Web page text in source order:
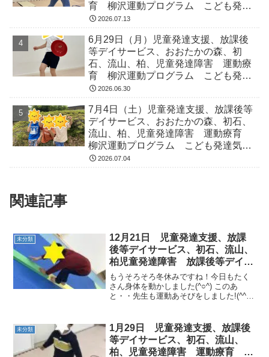
育 柳沢運動プログラム こども発達
気になる 発達障害 放デイ 自閉
2026.07.13
6月29日（月）児童発達支援、放課後
等デイサービス、おおたかの森、初
石、流山、柏、児童発達障害 運動療
育 柳沢運動プログラム こども発達
気になる 発達障害 放デイ 自閉
2026.06.30
7月4日（土）児童発達支援、放課後等
デイサービス、おおたかの森、初石、
流山、柏、児童発達障害 運動療育
柳沢運動プログラム こども発達気に
なる 発達障害 放デイ 自閉症
2026.07.04
関連記事
未分類
12月21日 児童発達支援、放課
後等デイサービス、初石、流山、
柏児童発達障害 放課後等デイサ
ービス 運動療育 柳沢運動プロ
グラム こどもプラス（児童発達
支援 放課後等デイサービス
イ 自閉症 学習障害 LD
ADHD アスペルガー症候群）発
達障害
もうそろそろ冬休みですね！今日もたく
さん身体を動かしました(^○^) このあ
と・・先生も運動あそびをしました!(^^)!
未分類
1月29日 児童発達支援、放課後
等デイサービス、初石、流山、
柏、児童発達障害 運動療育 柳